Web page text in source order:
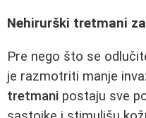
Nehirurški tretmani
Pre nego što se
je razmotriti manje
tretmani postaju sve